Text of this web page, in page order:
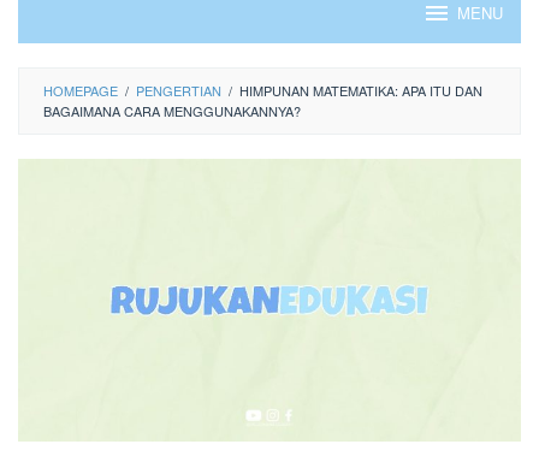
MENU
HOMEPAGE / PENGERTIAN / HIMPUNAN MATEMATIKA: APA ITU DAN
BAGAIMANA CARA MENGGUNAKANNYA?